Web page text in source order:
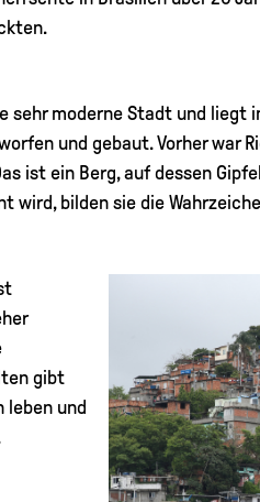
sehr moderne Stadt und liegt
und gebaut. Vorher war
ist ein Berg, auf dessen
wird, bilden sie die
gibt
leben und